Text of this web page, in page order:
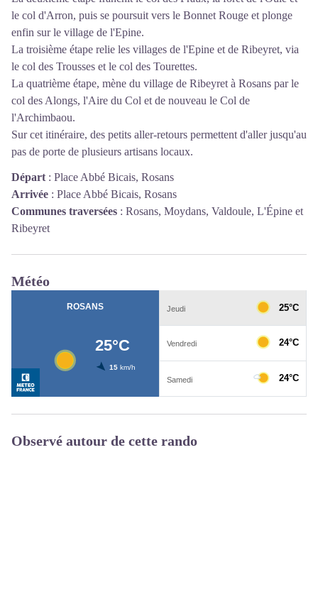
le col d'Arron, puis se poursuit vers le Bonnet Rouge et plonge
enfin sur le village de l'Epine.
La troisième étape relie les villages de l'Epine et de Ribeyret, via
le col des Trousses et le col des Tourettes.
La quatrième étape, mène du village de Ribeyret à Rosans par le
col des Alongs, l'Aire du Col et de nouveau le Col de
l'Archimbaou.
Sur cet itinéraire, des petits aller-retours permettent d'aller jusqu'au
pas de porte de plusieurs artisans locaux.
Départ : Place Abbé Bicais, Rosans
Arrivée : Place Abbé Bicais, Rosans
Communes traversées : Rosans, Moydans, Valdoule, L'Épine et
Ribeyret
Météo
Observé autour de cette rando